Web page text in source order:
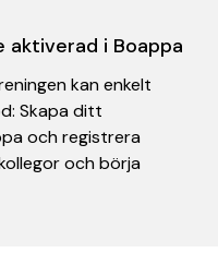
aktiverad i Boappa
kan enkelt
Skapa ditt
och registrera
och börja